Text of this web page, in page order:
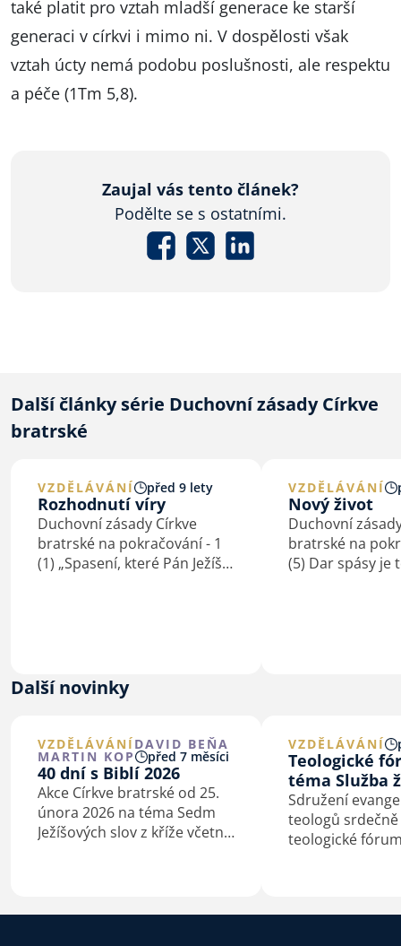
také platit pro vztah mladší generace ke starší
generaci v církvi i mimo ni. V dospělosti však
vztah úcty nemá podobu poslušnosti, ale respektu
a péče (1Tm 5,8).
Zaujal vás tento článek?
Podělte se s ostatními.
Další články série Duchovní zásady Církve
bratrské
VZDĚLÁVÁNÍ před 9 lety
Rozhodnutí víry
Duchovní zásady Církve
bratrské na pokračování - 1
(1) „Spasení, které Pán Ježíš
rozhodnouti, jakmile…
VZDĚLÁVÁNÍ
Nový život
Duchovní
bratrské na
(5) Dar spásy je
Další novinky
VZDĚLÁVÁNÍ DAVID BEŇA
MARTIN KOP před 7 měsíci
40 dní s Biblí 2026
Akce Církve bratrské od 25.
února 2026 na téma Sedm
Ježíšových slov z kříže včetně
VZDĚLÁVÁNÍ
Teologické
téma Služba
Sdružení
teologů srdečně
teologické